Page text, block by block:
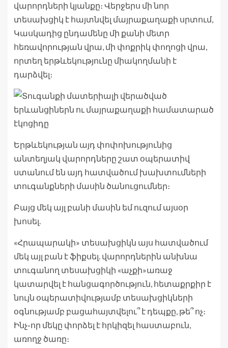
վարորդների կյանքը։ Վերջերս մի նոր
տեսախցիկ է հայտնվել մայրաքաղաքի սրտում,
Կասկադից ընդամենը մի քանի մետր
հեռավորության վրա, մի փոքրիկ փողոցի վրա,
որտեղ երթևեկությունը միակողմանի է
դարձվել։
Երթևեկության այդ փոփոխությունից
անտեղյակ վարորդները շատ օպերատիվ
ստանում են այդ հատվածում խախտումների
տուգանքների մասին ծանուցումներ։
Բայց մեկ այլ բանի մասին եմ ուզում այսօր
խոսել.
«Հրապարակի» տեսախցիկն այս հատվածում
մեկ այլ բան է ֆիքսել. վարորդներին անխնա
տուգանող տեսախցիկի «աչքի»առաջ
կատարվել է հանցագործություն, հետաքրքիր է
նույն օպերատիվությամբ տեսախցիկների
օգնությամբ բացահայտվելու՞ է դեպքը, թե՞ ոչ։
Ինչ֊որ մեկը փորձել է հրկիզել հաստաբուն,
առողջ ծառը։